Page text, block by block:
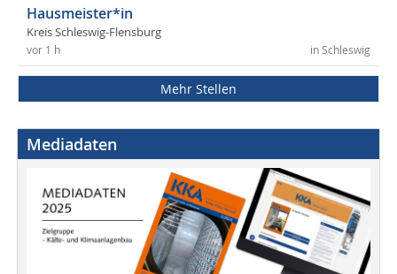
Hausmeister*in
Kreis Schleswig-Flensburg
in Schleswig
vor 1 h
Mehr Stellen
Mediadaten